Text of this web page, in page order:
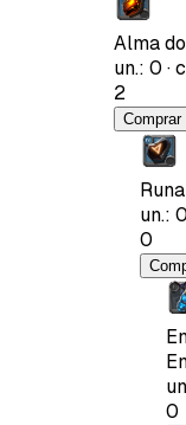
Alma
un.: 0 ·
2
Comprar
un.: 0
0
0